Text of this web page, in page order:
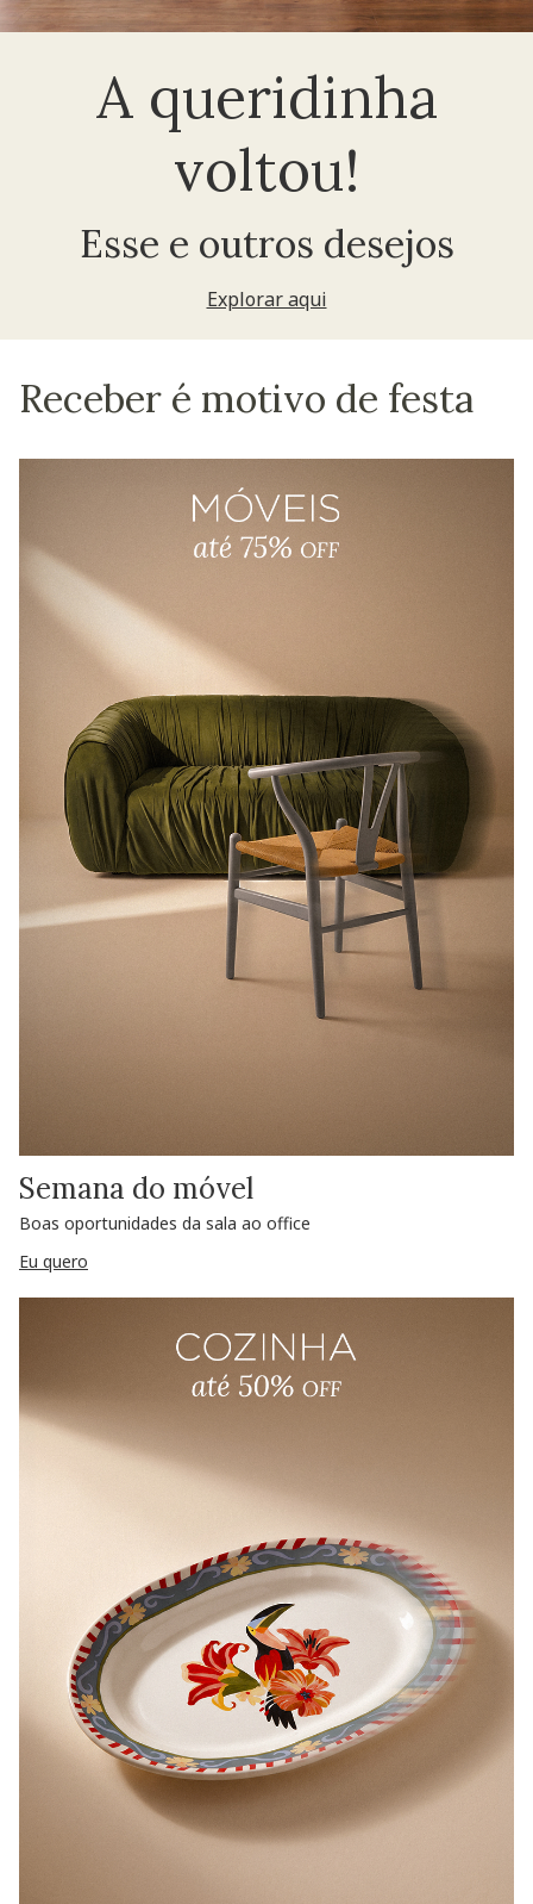
A queridinha
voltou!
Esse e outros desejos
Explorar aqui
Receber é motivo de festa
Semana do móvel
Boas oportunidades da sala ao office
Eu quero